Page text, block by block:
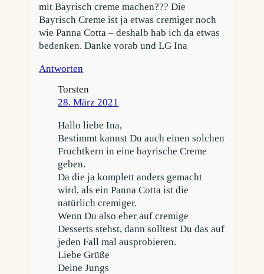
mit Bayrisch creme machen??? Die
Bayrisch Creme ist ja etwas cremiger noch
wie Panna Cotta – deshalb hab ich da etwas
bedenken. Danke vorab und LG Ina
Antworten
Torsten
28. März 2021
Hallo liebe Ina,
Bestimmt kannst Du auch einen solchen
Fruchtkern in eine bayrische Creme
geben.
Da die ja komplett anders gemacht
wird, als ein Panna Cotta ist die
natürlich cremiger.
Wenn Du also eher auf cremige
Desserts stehst, dann solltest Du das auf
jeden Fall mal ausprobieren.
Liebe Grüße
Deine Jungs